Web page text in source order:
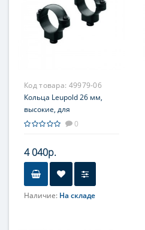
Код товара: 49979-06
Кольца Leupold 26 мм,
высокие, для
быстросъемного
0
4 040р.
Наличие: На складе